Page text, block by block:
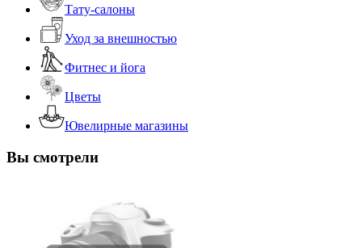
Тату-салоны
Уход за внешностью
Фитнес и йога
Цветы
Ювелирные магазины
Вы смотрели